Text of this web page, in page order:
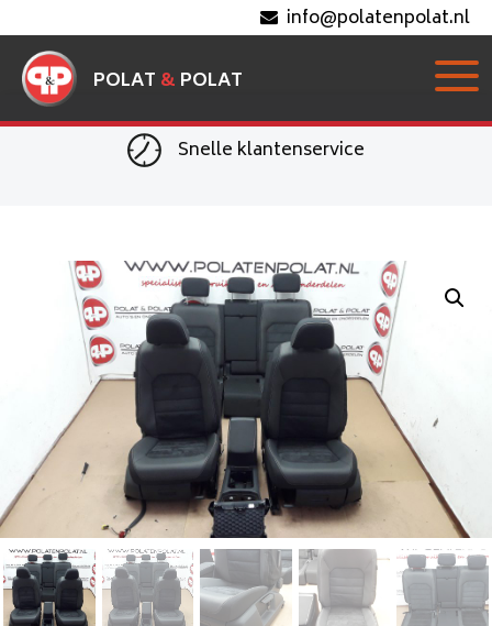
info@polatenpolat.nl
POLAT & POLAT
Snelle klantenservice